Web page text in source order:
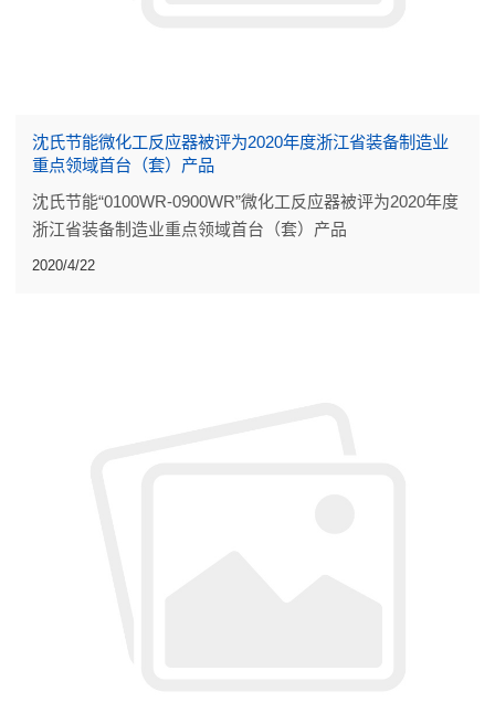
沈氏节能微化工反应器被评为2020年度浙江省装备制造业
重点领域首台（套）产品
沈氏节能“0100WR-0900WR”微化工反应器被评为2020年度
浙江省装备制造业重点领域首台（套）产品
2020/4/22